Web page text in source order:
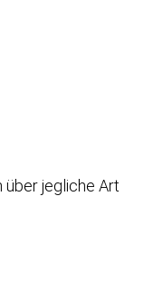
über jegliche Art